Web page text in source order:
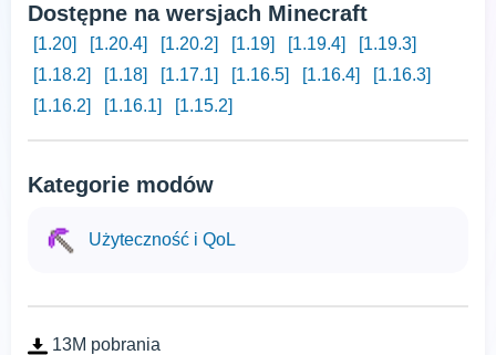
Dostępne na wersjach Minecraft
[1.20] [1.20.4] [1.20.2] [1.19] [1.19.4]
[1.19.3]
[1.18.2]
[1.18] [1.17.1] [1.16.5] [1.16.4]
[1.16.3]
[1.16.2]
[1.16.1] [1.15.2]
Kategorie modów
Użyteczność i QoL
13M pobrania